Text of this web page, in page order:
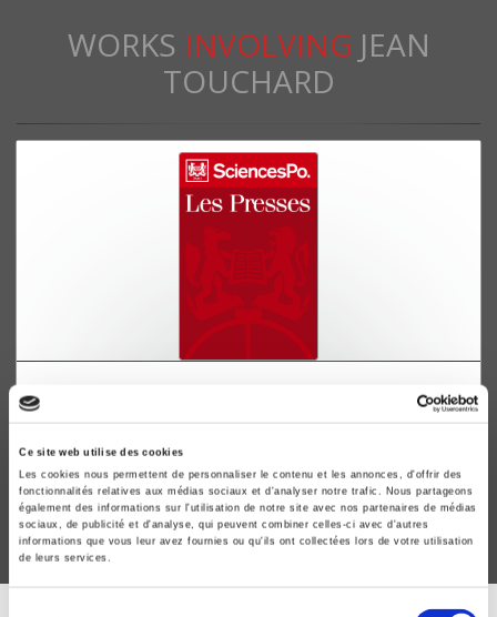
Ce site web utilise des cookies
Les cookies nous permettent de personnaliser le contenu et les annonces, d'offrir des
fonctionnalités relatives aux médias sociaux et d'analyser notre trafic. Nous partageons
également des informations sur l'utilisation de notre site avec nos partenaires de médias
sociaux, de publicité et d'analyse, qui peuvent combiner celles-ci avec d'autres
informations que vous leur avez fournies ou qu'ils ont collectées lors de votre utilisation
de leurs services.
WORKS INVOLVING JEAN
TOUCHARD
La Gloire de Béranger
Jean Touchard